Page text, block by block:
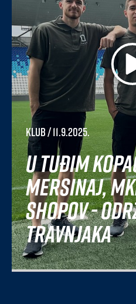
Klub/ 11.9.2025.
U tuđim
Mersinaj,
Shopov -
travnjaka